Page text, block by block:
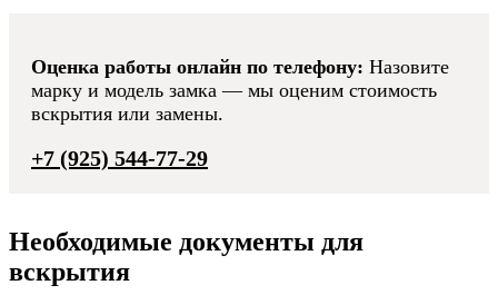
Оценка работы онлайн по телефону: Назовите
марку и модель замка — мы оценим стоимость
вскрытия или замены.
+7 (925) 544-77-29
Необходимые документы для
вскрытия